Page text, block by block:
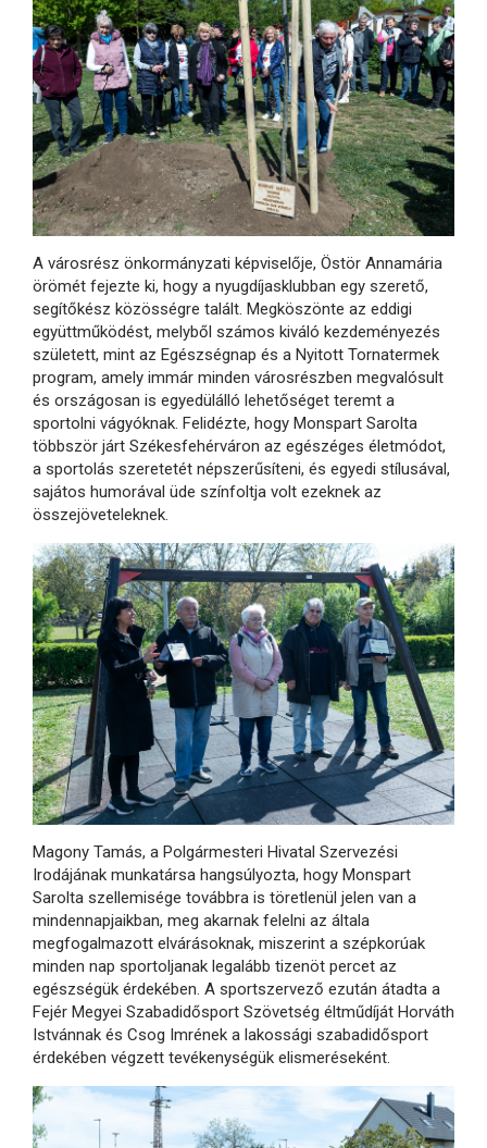
A városrész önkormányzati képviselője, Östör Annamária
örömét fejezte ki, hogy a nyugdíjasklubban egy szerető,
segítőkész közösségre talált. Megköszönte az eddigi
együttműködést, melyből számos kiváló kezdeményezés
született, mint az Egészségnap és a Nyitott Tornatermek
program, amely immár minden városrészben megvalósult
és országosan is egyedülálló lehetőséget teremt a
sportolni vágyóknak. Felidézte, hogy Monspart Sarolta
többször járt Székesfehérváron az egészéges életmódot,
a sportolás szeretetét népszerűsíteni, és egyedi stílusával,
sajátos humorával üde színfoltja volt ezeknek az
összejöveteleknek.
Magony Tamás, a Polgármesteri Hivatal Szervezési
Irodájának munkatársa hangsúlyozta, hogy Monspart
Sarolta szellemisége továbbra is töretlenül jelen van a
mindennapjaikban, meg akarnak felelni az általa
megfogalmazott elvárásoknak, miszerint a szépkorúak
minden nap sportoljanak legalább tizenöt percet az
egészségük érdekében. A sportszervező ezután átadta a
Fejér Megyei Szabadidősport Szövetség éltműdíját Horváth
Istvánnak és Csog Imrének a lakossági szabadidősport
érdekében végzett tevékenységük elismeréseként.